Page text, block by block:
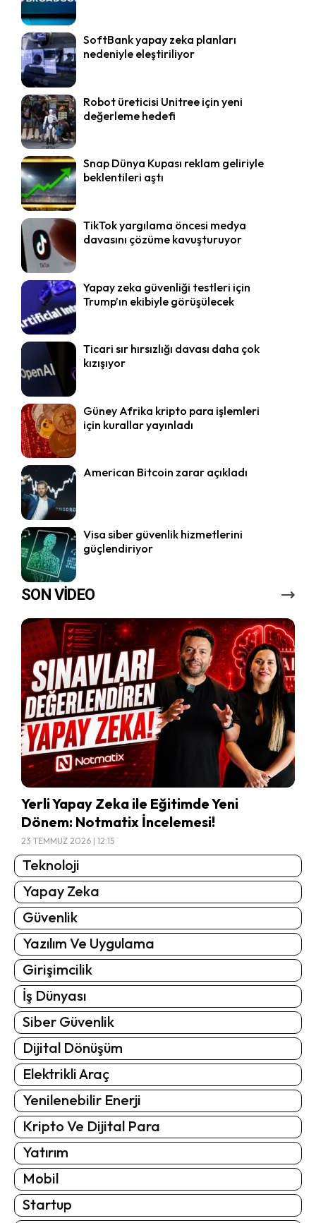
SoftBank yapay zeka planları
nedeniyle eleştiriliyor
Robot üreticisi Unitree için yeni
değerleme hedefi
Snap Dünya Kupası reklam geliriyle
beklentileri aştı
TikTok yargılama öncesi medya
davasını çözüme kavuşturuyor
Yapay zeka güvenliği testleri için
Trump’ın ekibiyle görüşülecek
Ticari sır hırsızlığı davası daha çok
kızışıyor
Güney Afrika kripto para işlemleri
için kurallar yayınladı
American Bitcoin zarar açıkladı
Visa siber güvenlik hizmetlerini
güçlendiriyor
SON VİDEO
Yerli Yapay Zeka ile Eğitimde Yeni
Dönem: Notmatix İncelemesi!
23 TEMMUZ 2026 | 12:15
Teknoloji
Yapay Zeka
Güvenlik
Yazılım Ve Uygulama
Girişimcilik
İş Dünyası
Siber Güvenlik
Dijital Dönüşüm
Elektrikli Araç
Yenilenebilir Enerji
Kripto Ve Dijital Para
Yatırım
Mobil
Startup